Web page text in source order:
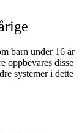
barn under 16 år
oppbevares disse
systemer i dette